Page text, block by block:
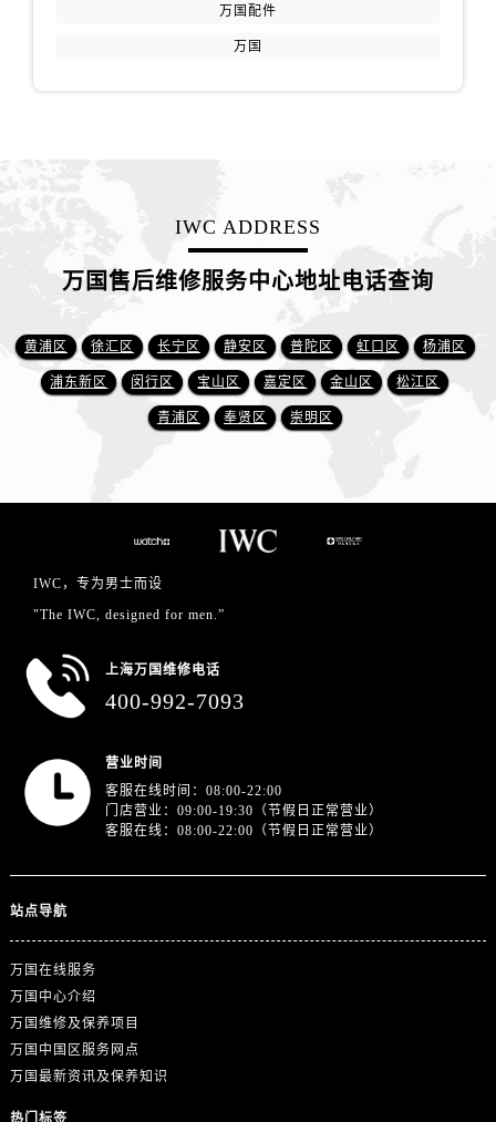
万国配件
万国
IWC ADDRESS
万国售后维修服务中心地址电话查询
黄浦区 徐汇区 长宁区 静安区 普陀区 虹口区 杨浦区
浦东新区 闵行区 宝山区 嘉定区 金山区 松江区
青浦区 奉贤区 崇明区
IWC，专为男士而设
"The IWC, designed for men.”
上海万国维修电话
400-992-7093
营业时间
客服在线时间：08:00-22:00
门店营业：09:00-19:30（节假日正常营业）
客服在线：08:00-22:00（节假日正常营业）
站点导航
万国在线服务
万国中心介绍
万国维修及保养项目
万国中国区服务网点
万国最新资讯及保养知识
热门标签